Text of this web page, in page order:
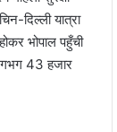
दिल्ली यात्रा
भोपाल पहुँची
43 हजार